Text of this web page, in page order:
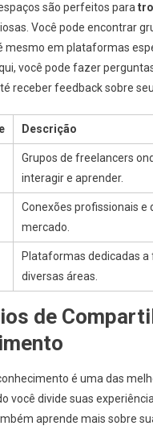
são perfeitos para
Você pode encontrar
mesmo em plataformas
você pode fazer
receber feedback sobre
Descrição
Grupos de freelancers
interagir e aprender.
Conexões profissionais e
mercado.
Plataformas dedicadas a
diversas áreas.
de
é uma das
você divide suas
aprende mais sobre